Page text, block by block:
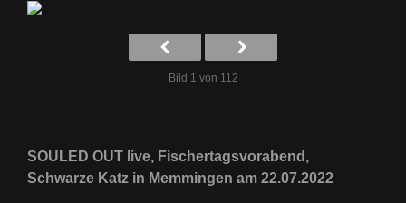
Bild 1 von 112
SOULED OUT live, Fischertagsvorabend,
Schwarze Katz in Memmingen am 22.07.2022